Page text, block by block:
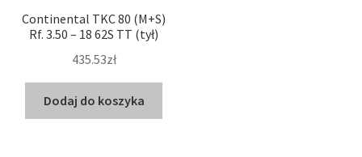
Continental TKC 80 (M+S)
Rf. 3.50 – 18 62S TT (tył)
435.53zł
Dodaj do koszyka